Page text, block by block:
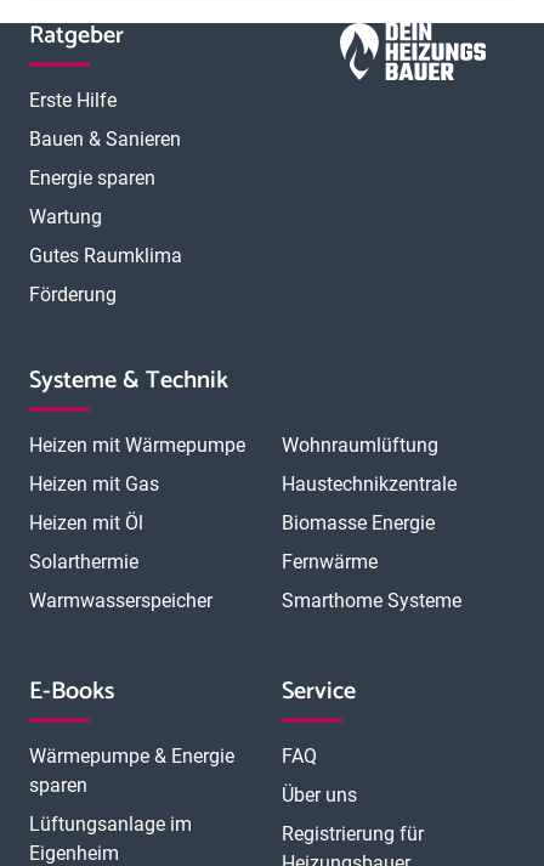
Ratgeber
Erste Hilfe
Bauen & Sanieren
Energie sparen
Wartung
Gutes Raumklima
Förderung
Systeme & Technik
Heizen mit Wärmepumpe
Heizen mit Gas
Heizen mit Öl
Solarthermie
Warmwasserspeicher
Wohnraumlüftung
Haustechnikzentrale
Biomasse Energie
Fernwärme
Smarthome Systeme
E-Books
Wärmepumpe & Energie
sparen
Lüftungsanlage im
Eigenheim
Service
FAQ
Über uns
Registrierung für